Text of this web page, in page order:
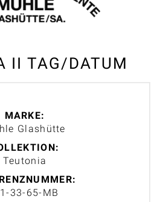
II TAG/DATUM
MARKE:
Glashütte
Teutonia
33-65-MB